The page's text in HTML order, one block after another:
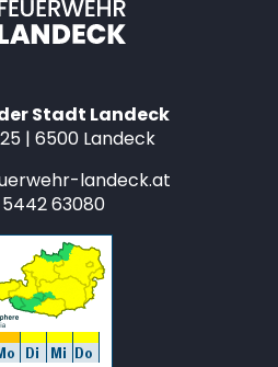
Stadt Landeck
| 6500 Landeck
landeck.at
63080